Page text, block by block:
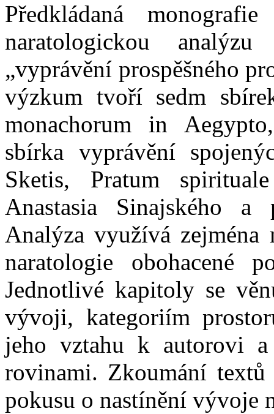
Předkládaná
naratologickou
„vyprávění prospěšného
výzkum tvoří sedm
monachorum in
sbírka vyprávění
Sketis, Pratum
Anastasia Sinajského a
Analýza využívá zejména
naratologie obohacené
Jednotlivé kapitoly se
vývoji, kategoriím
jeho vztahu k autorovi
rovinami. Zkoumání
pokusu o nastínění vývoje